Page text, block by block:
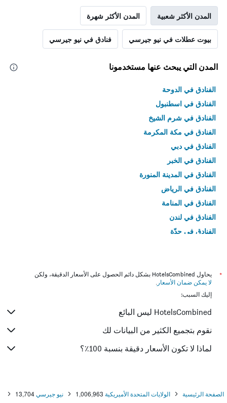
المدن الأكثر شعبية المدن الأكثر شهرة
بيوت عطلات في نيو جيرسي فنادق في نيو جيرسي
المدن التي يبحث عنها مستخدمونا
الفنادق في الدوحة
الفنادق في اسطنبول
الفنادق في شرم الشيخ
الفنادق في مكة المكرمة
الفنادق في دبي
الفنادق في الخبر
الفنادق في المدينة المنورة
الفنادق في الرياض
الفنادق في المنامة
الفنادق في لندن
الفنادق في جدّة
*
يحاول HotelsCombined بشكل دائم الحصول على الأسعار الدقيقة، ولكن
لا يمكن ضمان الأسعار .
إليك السبب:
HotelsCombined ليس البائع
نقوم بتجميع الكثير من البيانات لك
لماذا لا تكون الأسعار دقيقة بنسبة 100٪؟
الصفحة الرئيسية الولايات المتحدة الأميريكية 1,006,963 نيو جيرسي13,704